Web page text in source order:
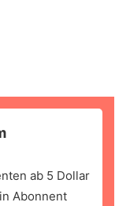
ab 5 Dollar
Abonnent